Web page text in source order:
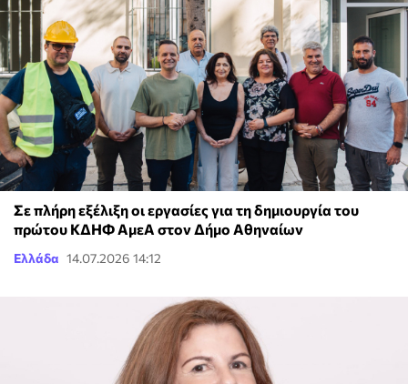
Σε πλήρη εξέλιξη οι εργασίες για τη δημιουργία του
πρώτου ΚΔΗΦ ΑμεΑ στον Δήμο Αθηναίων
Ελλάδα 14.07.2026 14:12